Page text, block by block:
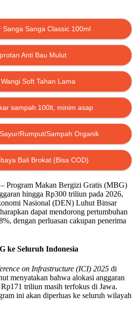
Sanga Sanga Classic 100ml
Anti Bau Mulut
Soft Tahan Lama
sampah 100lt, minim asap
Rumput/Sampah Organik
Bali Brokat (Bisa COD)
– Program Makan Bergizi Gratis (MBG)
hingga Rp300 triliun pada 2026,
Nasional (DEN) Luhut Binsar
dapat mendorong pertumbuhan
dengan perluasan cakupan penerima
ke Seluruh Indonesia
on Infrastructure (ICI) 2025 di
menyatakan bahwa alokasi anggaran
triliun masih terfokus di Jawa.
ini akan diperluas ke seluruh wilayah